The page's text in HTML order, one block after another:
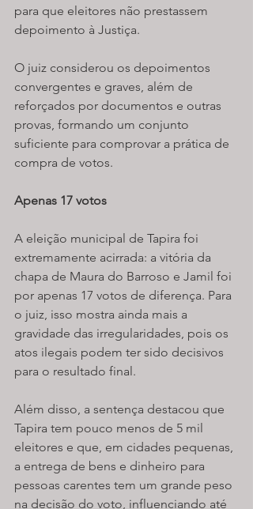
para que eleitores não prestassem
depoimento à Justiça.
O juiz considerou os depoimentos
convergentes e graves, além de
reforçados por documentos e outras
provas, formando um conjunto
suficiente para comprovar a prática de
compra de votos.
Apenas 17 votos
A eleição municipal de Tapira foi
extremamente acirrada: a vitória da
chapa de Maura do Barroso e Jamil foi
por apenas 17 votos de diferença. Para
o juiz, isso mostra ainda mais a
gravidade das irregularidades, pois os
atos ilegais podem ter sido decisivos
para o resultado final.
Além disso, a sentença destacou que
Tapira tem pouco menos de 5 mil
eleitores e que, em cidades pequenas,
a entrega de bens e dinheiro para
pessoas carentes tem um grande peso
na decisão do voto, influenciando até